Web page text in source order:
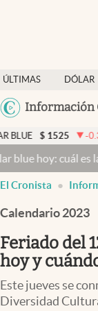
ÚLTIMAS
NOTICIAS
DÓLAR
Información
Dólar
Members
Economía y Política
Finanzas y Mercados
Mercados
Negocios
Columnistas
Otras secciones
Apertura
-0.33%
es la
El Cronista
Calendario 2023
Feriado del
hoy y
Este jueves se
Diversidad